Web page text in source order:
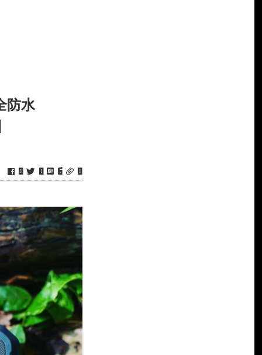
防水
0 0 6 0